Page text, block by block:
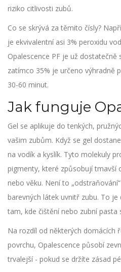
riziko citlivosti zubů.
Co se skrývá za těmito čísly?
je ekvivalentní asi 3% peroxidu
Opalescence PF je už
zatímco 35% je určeno výhradně
30-60 minut.
Jak funguje
Gel se aplikuje do tenkých,
vašim zubům. Když se gel
na vodík a kyslík. Tyto molekuly
pigmenty, které způsobují tmavší
nebo věku. Není to
barevných látek uvnitř zubu. To
tam, kde čištění nebo zubní pasta
Na rozdíl od některých domácích
povrchu, Opalescence působí
trvalejší - pokud se držíte zásad